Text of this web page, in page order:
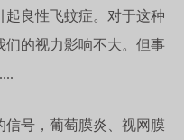
良性飞蚊症。对于这种
的视力影响不大。但事
号，葡萄膜炎、视网膜